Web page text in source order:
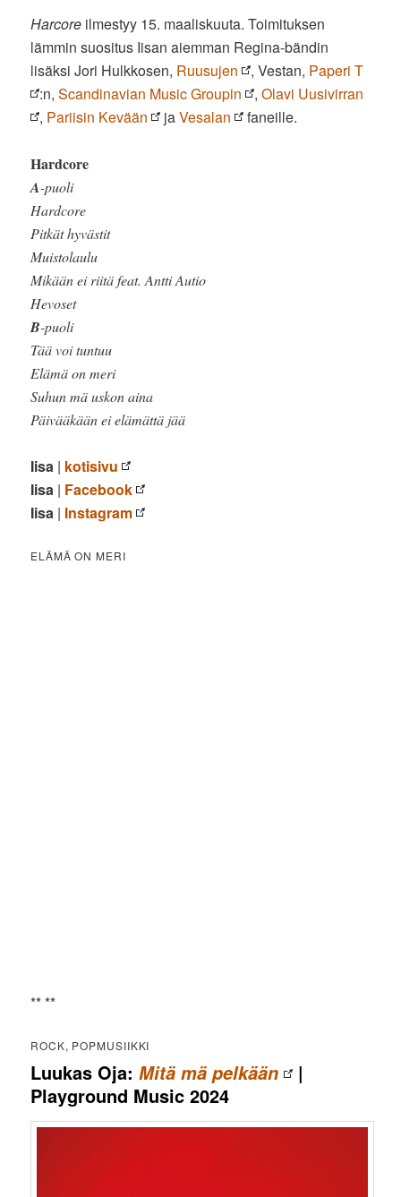
Harcore ilmestyy 15. maaliskuuta. Toimituksen
lämmin suositus Iisan aiemman Regina-bändin
lisäksi Jori Hulkkosen, Ruusujen , Vestan, Paperi T
:n,Scandinavian Music Groupin ,Olavi Uusivirran
, Pariisin Kevään jaVesalan faneille.
Hardcore
A-puoli
Hardcore
Pitkät hyvästit
Muistolaulu
Mikään ei riitä feat. Antti Autio
Hevoset
B-puoli
Tää voi tuntuu
Elämä on meri
Suhun mä uskon aina
Päivääkään ei elämättä jää
Iisa | kotisivu
Iisa | Facebook
Iisa | Instagram
ELÄMÄ ON MERI
** **
ROCK, POPMUSIIKKI
Luukas Oja:Mitä mä pelkään
|
Playground Music 2024